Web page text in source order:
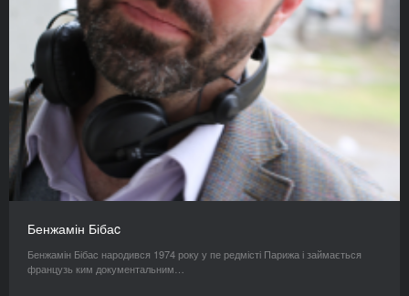
Бенжамін Бібаc
Бенжамін Бібаc народився 1974 року у пе редмісті Парижа і займається
французь ким документальним…